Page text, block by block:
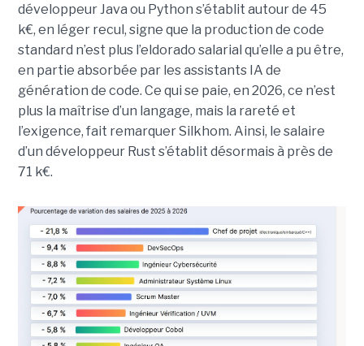
développeur Java ou Python s’établit autour de 45
k€, en léger recul, signe que la production de code
standard n’est plus l’eldorado salarial qu’elle a pu être,
en partie absorbée par les assistants IA de
génération de code. Ce qui se paie, en 2026, ce n’est
plus la maîtrise d’un langage, mais la rareté et
l’exigence, fait remarquer Silkhom. Ainsi, le salaire
d’un développeur Rust s’établit désormais à près de
71 k€.